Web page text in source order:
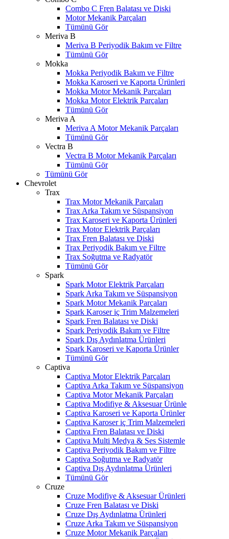
Combo C Fren Balatası ve Diski
Motor Mekanik Parçaları
Tümünü Gör
Meriva B
Meriva B Periyodik Bakım ve Filtre
Tümünü Gör
Mokka
Mokka Periyodik Bakım ve Filtre
Mokka Karoseri ve Kaporta Ürünleri
Mokka Motor Mekanik Parçaları
Mokka Motor Elektrik Parçaları
Tümünü Gör
Meriva A
Meriva A Motor Mekanik Parçaları
Tümünü Gör
Vectra B
Vectra B Motor Mekanik Parçaları
Tümünü Gör
Tümünü Gör
Chevrolet
Trax
Trax Motor Mekanik Parçaları
Trax Arka Takım ve Süspansiyon
Trax Karoseri ve Kaporta Ürünleri
Trax Motor Elektrik Parçaları
Trax Fren Balatası ve Diski
Trax Periyodik Bakım ve Filtre
Trax Soğutma ve Radyatör
Tümünü Gör
Spark
Spark Motor Elektrik Parçaları
Spark Arka Takım ve Süspansiyon
Spark Motor Mekanik Parçaları
Spark Karoser iç Trim Malzemeleri
Spark Fren Balatası ve Diski
Spark Periyodik Bakım ve Filtre
Spark Dış Aydınlatma Ürünleri
Spark Karoseri ve Kaporta Ürünler
Tümünü Gör
Captiva
Captiva Motor Elektrik Parçaları
Captiva Arka Takım ve Süspansiyon
Captiva Motor Mekanik Parçaları
Captiva Modifiye & Aksesuar Ürünle
Captiva Karoseri ve Kaporta Ürünler
Captiva Karoser iç Trim Malzemeleri
Captiva Fren Balatası ve Diski
Captiva Multi Medya & Ses Sistemle
Captiva Periyodik Bakım ve Filtre
Captiva Soğutma ve Radyatör
Captiva Dış Aydınlatma Ürünleri
Tümünü Gör
Cruze
Cruze Modifiye & Aksesuar Ürünleri
Cruze Fren Balatası ve Diski
Cruze Dış Aydınlatma Ürünleri
Cruze Arka Takım ve Süspansiyon
Cruze Motor Mekanik Parçaları